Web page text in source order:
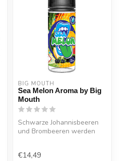
BIG MOUTH
Sea Melon Aroma by Big
Mouth
Schwarze Johannisbeeren
und Brombeeren werden
€14,49